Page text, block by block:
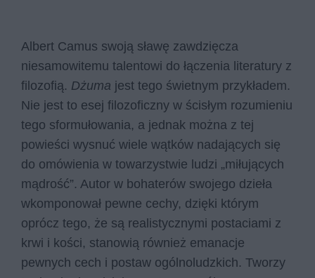
Albert Camus swoją sławę zawdzięcza
niesamowitemu talentowi do łączenia literatury z
filozofią. Dżuma jest tego świetnym przykładem.
Nie jest to esej filozoficzny w ścisłym rozumieniu
tego sformułowania, a jednak można z tej
powieści wysnuć wiele wątków nadających się
do omówienia w towarzystwie ludzi „miłujących
mądrość”. Autor w bohaterów swojego dzieła
wkomponował pewne cechy, dzięki którym
oprócz tego, że są realistycznymi postaciami z
krwi i kości, stanowią również emanacje
pewnych cech i postaw ogólnoludzkich. Tworzy